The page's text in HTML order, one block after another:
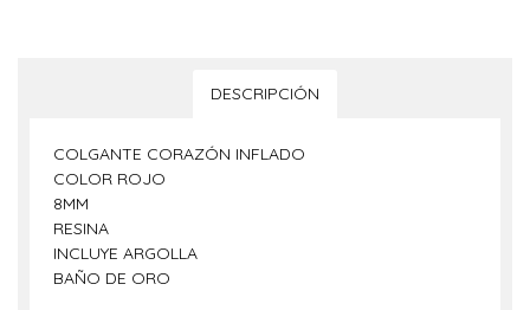
DESCRIPCIÓN
COLGANTE CORAZÓN INFLADO
COLOR ROJO
8MM
RESINA
INCLUYE ARGOLLA
BAÑO DE ORO